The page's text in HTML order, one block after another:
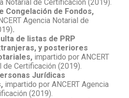
Notarial de Certificación (2019).
Congelación de Fondos,
Agencia Notarial de
.
de listas de PRP
y posteriores
impartido por ANCERT
de Certificación (2019).
Jurídicas
impartido por ANCERT Agencia
(2019).